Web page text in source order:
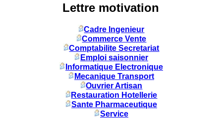
Lettre motivation
Cadre Ingenieur
Commerce Vente
Comptabilite Secretariat
Emploi saisonnier
Informatique Electronique
Mecanique Transport
Ouvrier Artisan
Restauration Hotellerie
Sante Pharmaceutique
Service